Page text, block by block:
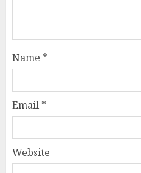
Name *
Email *
Website